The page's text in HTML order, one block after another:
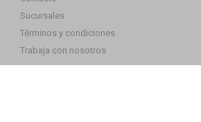
Sucursales
Términos y condiciones
Trabaja con nosotros